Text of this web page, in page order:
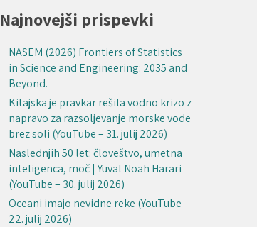
Najnovejši prispevki
NASEM (2026) Frontiers of Statistics
in Science and Engineering: 2035 and
Beyond.
Kitajska je pravkar rešila vodno krizo z
napravo za razsoljevanje morske vode
brez soli (YouTube – 31. julij 2026)
Naslednjih 50 let: človeštvo, umetna
inteligenca, moč | Yuval Noah Harari
(YouTube – 30. julij 2026)
Oceani imajo nevidne reke (YouTube –
22. julij 2026)